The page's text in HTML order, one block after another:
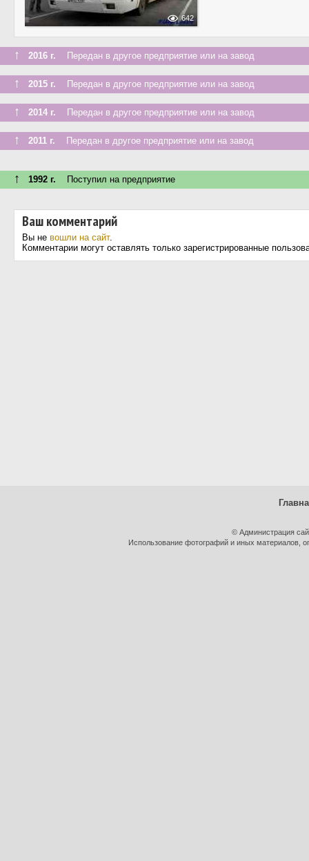
642
↑ 2016 г. Передан в другое предприятие или на завод
↑ 2015 г. Передан в другое предприятие или на завод
↑ 2014 г. Передан в другое предприятие или на завод
↑ 2011 г. Передан в другое предприятие или на завод
↑ 1992 г. Поступил на предприятие
Ваш комментарий
Вы не вошли на сайт.
Комментарии могут оставлять только зарегистрированные
© Администрация
Использование фотографий и иных материалов,